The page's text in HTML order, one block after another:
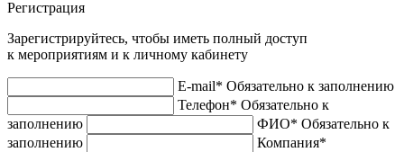
Регистрация
Зарегистрируйтесь, чтобы иметь полный доступ
к мероприятиям и к личному кабинету
E-mail* Обязательно к заполнению
Телефон* Обязательно к
заполнению
ФИО* Обязательно к
заполнению
Компания*